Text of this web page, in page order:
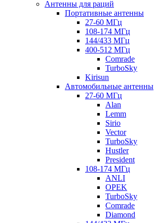
Антенны для раций
Портативные антенны
27-60 МГц
108-174 МГц
144/433 МГц
400-512 МГц
Comrade
TurboSky
Kirisun
Автомобильные антенны
27-60 МГц
Alan
Lemm
Sirio
Vector
TurboSky
Hustler
President
108-174 МГц
ANLI
OPEK
TurboSky
Comrade
Diamond